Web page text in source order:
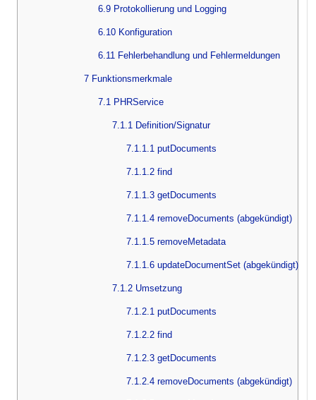
6.9 Protokollierung und Logging
6.10 Konfiguration
6.11 Fehlerbehandlung und Fehlermeldungen
7 Funktionsmerkmale
7.1 PHRService
7.1.1 Definition/Signatur
7.1.1.1 putDocuments
7.1.1.2 find
7.1.1.3 getDocuments
7.1.1.4 removeDocuments (abgekündigt)
7.1.1.5 removeMetadata
7.1.1.6 updateDocumentSet (abgekündigt)
7.1.2 Umsetzung
7.1.2.1 putDocuments
7.1.2.2 find
7.1.2.3 getDocuments
7.1.2.4 removeDocuments (abgekündigt)